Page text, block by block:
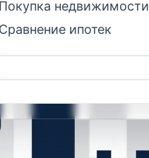
Покупка недвижимости
Сравнение ипотек